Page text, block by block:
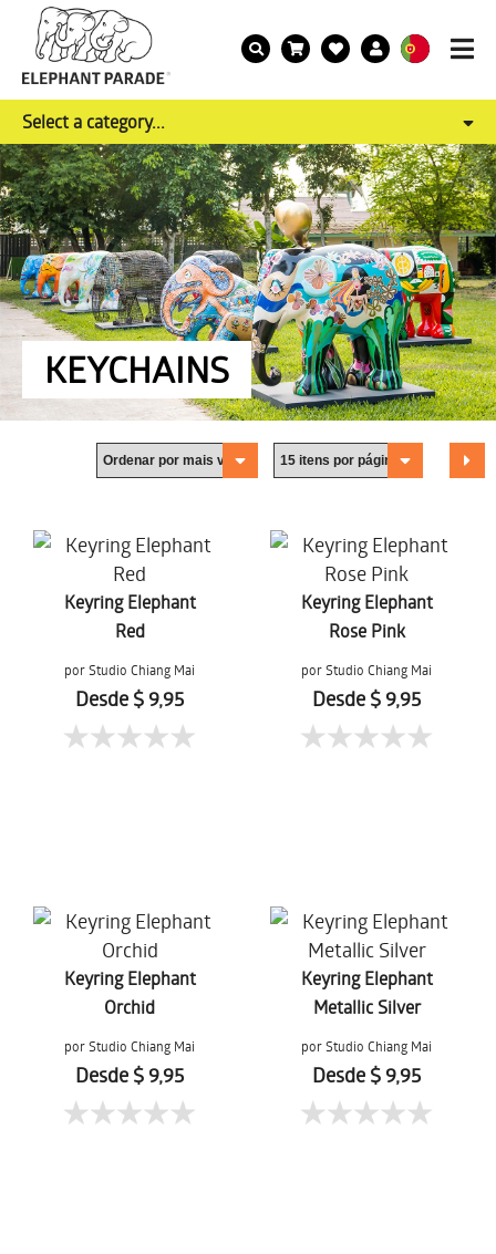
Select a category...
KEYCHAINS
Keyring Elephant
Red
por Studio Chiang Mai
Desde $ 9,95
Keyring Elephant
Rose Pink
por Studio Chiang Mai
Desde $ 9,95
Keyring Elephant
Orchid
por Studio Chiang Mai
Desde $ 9,95
Keyring Elephant
Metallic Silver
por Studio Chiang Mai
Desde $ 9,95